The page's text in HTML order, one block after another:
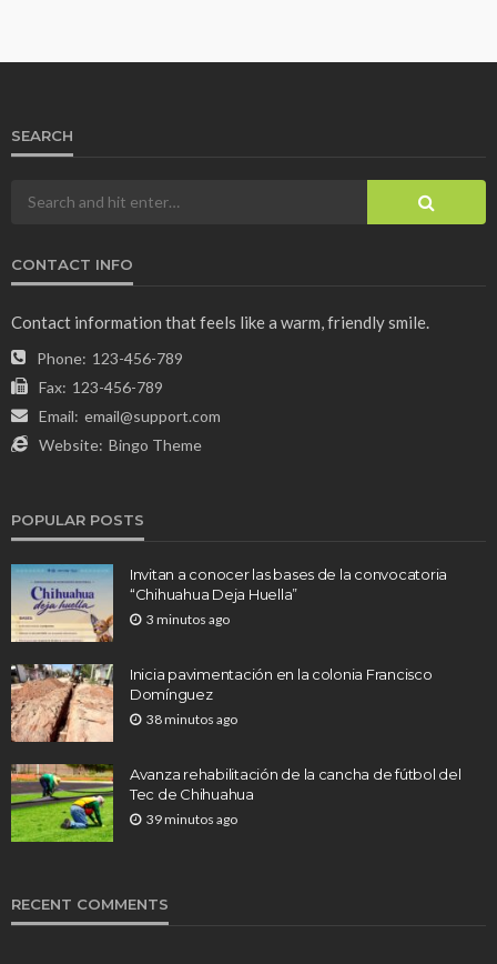
SEARCH
CONTACT INFO
Contact information that feels like a warm, friendly smile.
Phone: 123-456-789
Fax: 123-456-789
Email: email@support.com
Website: Bingo Theme
POPULAR POSTS
Invitan a conocer las bases de la convocatoria
“Chihuahua Deja Huella”
3 minutos ago
Inicia pavimentación en la colonia Francisco
Domínguez
38 minutos ago
Avanza rehabilitación de la cancha de fútbol del
Tec de Chihuahua
39 minutos ago
RECENT COMMENTS